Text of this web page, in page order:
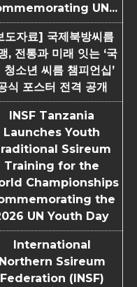
UN...
도자료] 국제북방씨름
, 전통과 미래 잇는 ‘국
청소년 씨름 챔피언십’
식 포스터 전격 공개
INSF Tanzania
Launches Youth
Ssireum
Training for the
Championships
the
UN Youth Day
International
Northern Ssireum
Federation (INSF)